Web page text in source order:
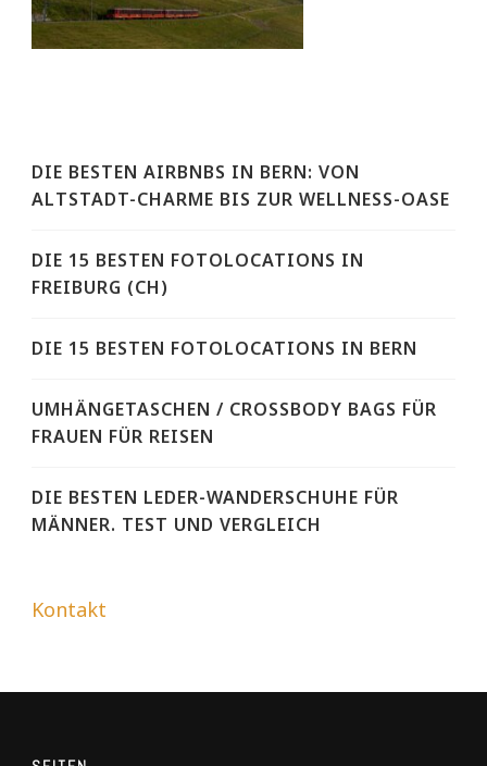
DIE BESTEN AIRBNBS IN BERN: VON
ALTSTADT-CHARME BIS ZUR WELLNESS-OASE
DIE 15 BESTEN FOTOLOCATIONS IN
FREIBURG (CH)
DIE 15 BESTEN FOTOLOCATIONS IN BERN
UMHÄNGETASCHEN / CROSSBODY BAGS FÜR
FRAUEN FÜR REISEN
DIE BESTEN LEDER-WANDERSCHUHE FÜR
MÄNNER. TEST UND VERGLEICH
Kontakt